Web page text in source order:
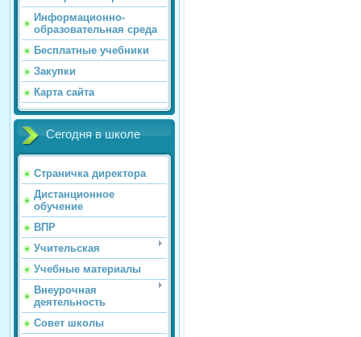
Информационно-
образовательная среда
Бесплатные учебники
Закупки
Карта сайта
Сегодня в школе
Страничка директора
Дистанционное
обучение
ВПР
Учительская
Учебные материалы
Внеурочная
деятельность
Совет школы